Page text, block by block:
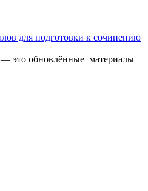
для подготовки к сочинению
это обновлённые материалы